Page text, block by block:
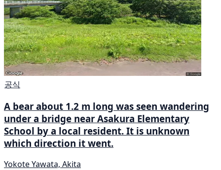
공식
A bear about 1.2 m long was seen wandering
under a bridge near Asakura Elementary
School by a local resident. It is unknown
which direction it went.
Yokote Yawata, Akita